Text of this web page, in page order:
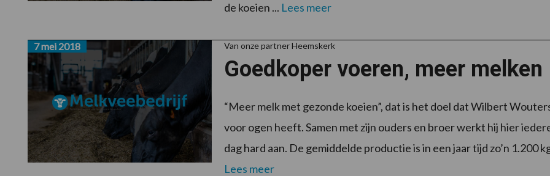
de koeien ... Lees meer
Van onze partner Heemskerk
Goedkoper voeren, meer melken
7 mei 2018
“Meer melk met gezonde koeien”, dat is het doel dat Wilbert
voor ogen heeft. Samen met zijn ouders en broer werkt hij hier
dag hard aan. De gemiddelde productie is in een jaar tijd zo’n 1.200
Lees meer